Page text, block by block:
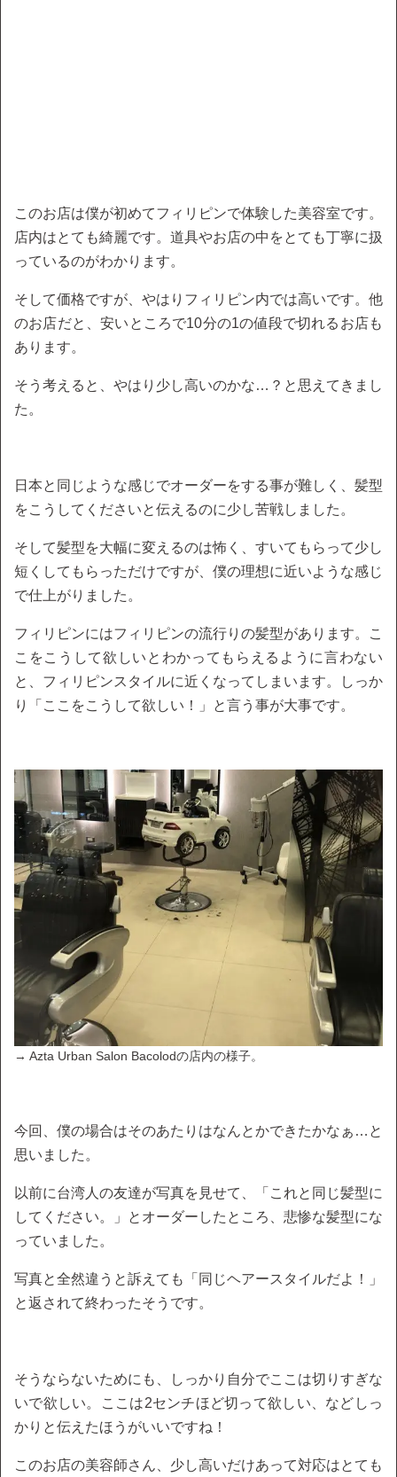
このお店は僕が初めてフィリピンで体験した美容室です。
店内はとても綺麗です。道具やお店の中をとても丁寧に扱
っているのがわかります。
そして価格ですが、やはりフィリピン内では高いです。他
のお店だと、安いところで10分の1の値段で切れるお店も
あります。
そう考えると、やはり少し高いのかな…？と思えてきまし
た。
日本と同じような感じでオーダーをする事が難しく、髪型
をこうしてくださいと伝えるのに少し苦戦しました。
そして髪型を大幅に変えるのは怖く、すいてもらって少し
短くしてもらっただけですが、僕の理想に近いような感じ
で仕上がりました。
フィリピンにはフィリピンの流行りの髪型があります。こ
こをこうして欲しいとわかってもらえるように言わない
と、フィリピンスタイルに近くなってしまいます。しっか
り「ここをこうして欲しい！」と言う事が大事です。
→ Azta Urban Salon Bacolodの店内の様子。
今回、僕の場合はそのあたりはなんとかできたかなぁ…と
思いました。
以前に台湾人の友達が写真を見せて、「これと同じ髪型に
してください。」とオーダーしたところ、悲惨な髪型にな
っていました。
写真と全然違うと訴えても「同じヘアースタイルだよ！」
と返されて終わったそうです。
そうならないためにも、しっかり自分でここは切りすぎな
いで欲しい。ここは2センチほど切って欲しい、などしっ
かりと伝えたほうがいいですね！
このお店の美容師さん、少し高いだけあって対応はとても